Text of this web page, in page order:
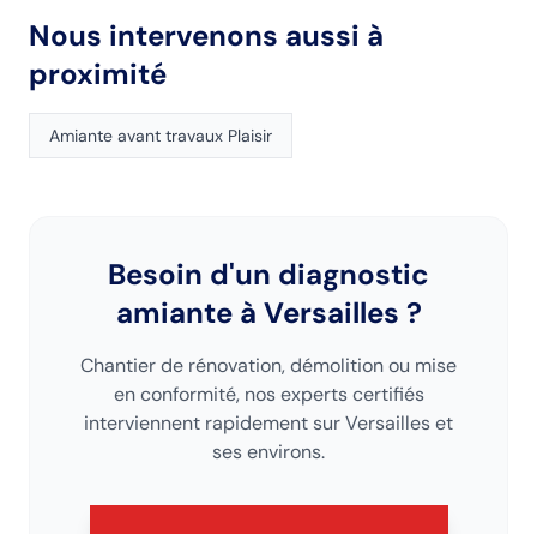
Nous intervenons aussi à
proximité
Amiante avant travaux Plaisir
Besoin d'un diagnostic
amiante à Versailles ?
Chantier de rénovation, démolition ou mise
en conformité, nos experts certifiés
interviennent rapidement surVersailleset
ses environs.